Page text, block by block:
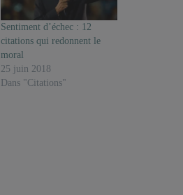
Sentiment d’échec : 12
citations qui redonnent le
moral
25 juin 2018
Dans "Citations"